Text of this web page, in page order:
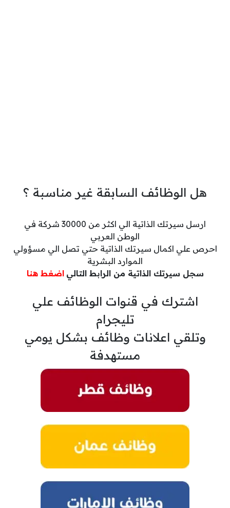
هل الوظائف السابقة غير مناسبة ؟
ارسل سيرتك الذاتية الي اكثر من 30000 شركة في
الوطن العربي
احرص علي اكمال سيرتك الذاتية حتي تصل الي مسؤولي
الموارد البشرية
سجل سيرتك الذاتية من الرابط التالي اضغط هنا
اشترك في قنوات الوظائف علي
تليجرام
وتلقي اعلانات وظائف بشكل يومي
مستهدفة